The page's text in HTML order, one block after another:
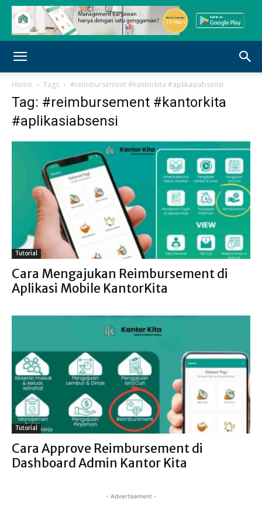
Home Tags #reimbursement #kantorkita #aplikasiabsensi
Tag: #reimbursement #kantorkita
#aplikasiabsensi
Tutorial
Cara Mengajukan Reimbursement di
Aplikasi Mobile KantorKita
Tutorial
Cara Approve Reimbursement di
Dashboard Admin Kantor Kita
- Advertisement -